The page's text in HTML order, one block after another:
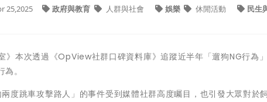
25,2025 政府與教育 人群與社會 娛樂 休閒活動 民生
》本次透過《OpView社群口碑資料庫》追蹤近半年「遛狗NG行為
。
兩度跳車攻擊路人」的事件受到媒體社群高度矚目，也引發大眾對於